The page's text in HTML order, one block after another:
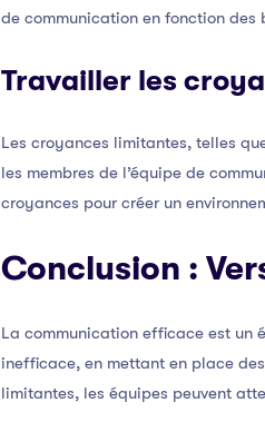
de communication en fonction des
Travailler les
Les croyances limitantes, telles
les membres de l’équipe de
croyances pour créer un
Conclusion :
La communication efficace est un
inefficace, en mettant en place
limitantes, les équipes peuvent